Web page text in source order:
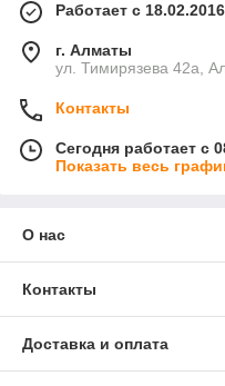
Работает с 18.02.2016
г. Алматы
ул. Тимирязева 42а,
Контакты
Сегодня работает с
Показать весь
О нас
Контакты
Доставка и оплата